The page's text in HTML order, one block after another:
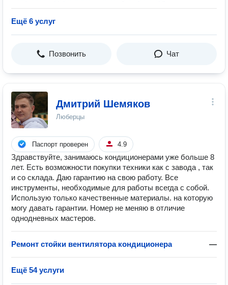
Ещё 6 услуг
Позвонить Чат
Дмитрий Шемяков
Люберцы
Паспорт проверен 4.9
Здравствуйте, занимаюсь кондиционерами уже больше 8
лет. Есть возможности покупки техники как с завода , так
и со склада. Даю гарантию на свою работу. Все
инструменты, необходимые для работы всегда с собой.
Использую только качественные материалы. на которую
могу давать гарантии. Номер не меняю в отличие
однодневных мастеров.
Ремонт стойки вентилятора кондиционера —
Ещё 54 услуги